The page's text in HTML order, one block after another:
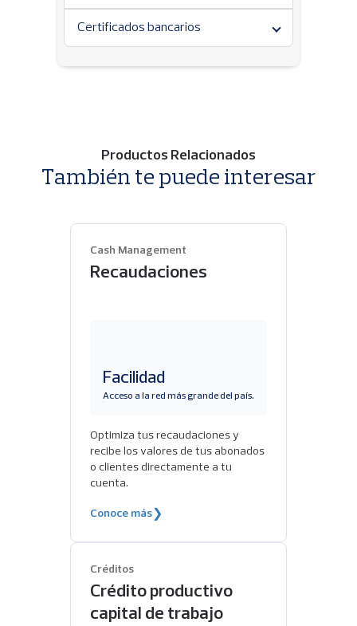
Certificados bancarios
Productos Relacionados
También te puede interesar
Recaudaciones
Cash Management
Facilidad
Acceso a la red más grande del país.
Optimiza tus recaudaciones y
recibe los valores de tus abonados
o clientes directamente a tu
cuenta.
Conoce más ❯
Crédito productivo
capital de trabajo
Créditos